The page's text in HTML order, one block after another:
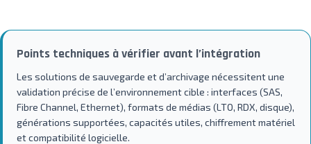
Points techniques à vérifier avant l’intégration
Les solutions de sauvegarde et d’archivage nécessitent une
validation précise de l’environnement cible : interfaces (SAS,
Fibre Channel, Ethernet), formats de médias (LTO, RDX, disque),
générations supportées, capacités utiles, chiffrement matériel
et compatibilité logicielle.